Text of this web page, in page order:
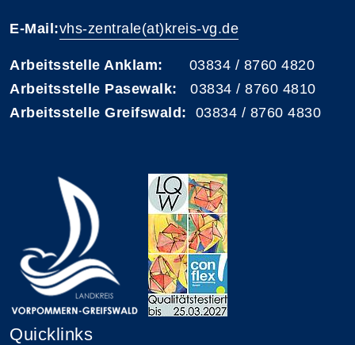
E-Mail:vhs-zentrale(at)kreis-vg.de
Arbeitsstelle Anklam: 03834 / 8760 4820
Arbeitsstelle Pasewalk: 03834 / 8760 4810
Arbeitsstelle Greifswald: 03834 / 8760 4830
Quicklinks